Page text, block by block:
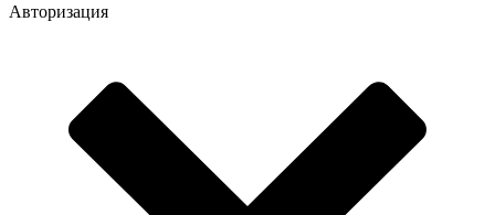
Авторизация